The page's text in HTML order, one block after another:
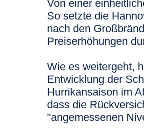
Von einer
So setzte die
nach den
Preiserhöhungen
Wie es weitergeht,
Entwicklung der
Hurrikansaison im
dass die
"angemessenen